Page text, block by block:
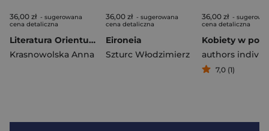
36,00 zł - sugerowana
cena detaliczna
Literatura Orientu w piśmiennictwie polskim XIX wieku Część 2
Krasnowolska Anna
36,00 zł - sugerowana
cena detaliczna
Eironeia
Szturc Włodzimierz
36,00 zł -
cena detaliczna
Kobiety w
authors
7,0 (1)